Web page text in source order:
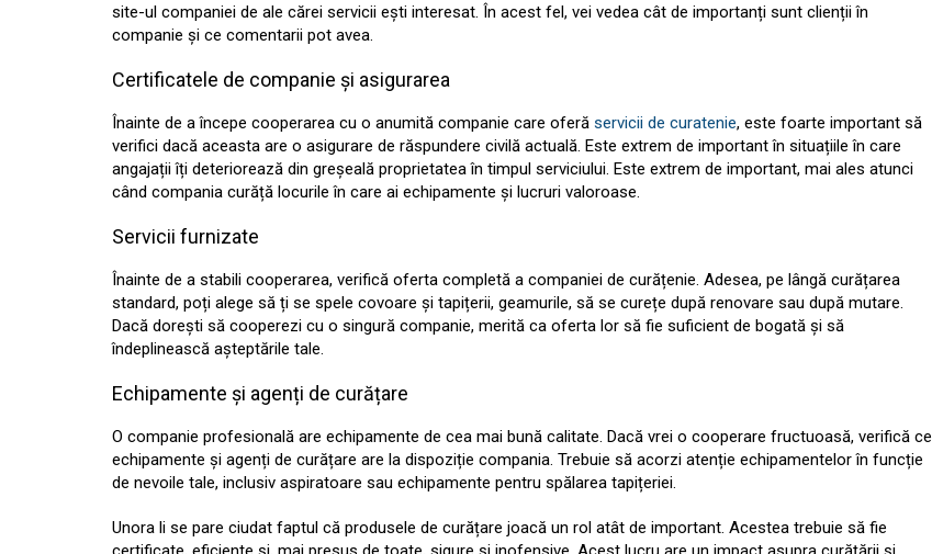
site-ul companiei de ale cărei servicii ești interesat. În acest fel, vei vedea cât de importanți sunt clienții în
companie și ce comentarii pot avea.
Certificatele de companie și asigurarea
Înainte de a începe cooperarea cu o anumită companie care oferă servicii de curatenie, este foarte important să
verifici dacă aceasta are o asigurare de răspundere civilă actuală. Este extrem de important în situațiile în care
angajații îți deteriorează din greșeală proprietatea în timpul serviciului. Este extrem de important, mai ales atunci
când compania curăță locurile în care ai echipamente și lucruri valoroase.
Servicii furnizate
Înainte de a stabili cooperarea, verifică oferta completă a companiei de curățenie. Adesea, pe lângă curățarea
standard, poți alege să ți se spele covoare și tapițerii, geamurile, să se curețe după renovare sau după mutare.
Dacă dorești să cooperezi cu o singură companie, merită ca oferta lor să fie suficient de bogată și să
îndeplinească așteptările tale.
Echipamente și agenți de curățare
O companie profesională are echipamente de cea mai bună calitate. Dacă vrei o cooperare fructuoasă, verifică ce
echipamente și agenți de curățare are la dispoziție compania. Trebuie să acorzi atenție echipamentelor în funcție
de nevoile tale, inclusiv aspiratoare sau echipamente pentru spălarea tapițeriei.
Unora li se pare ciudat faptul că produsele de curățare joacă un rol atât de important. Acestea trebuie să fie